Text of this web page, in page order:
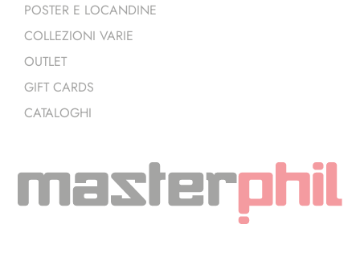
POSTER E LOCANDINE
COLLEZIONI VARIE
OUTLET
GIFT CARDS
CATALOGHI